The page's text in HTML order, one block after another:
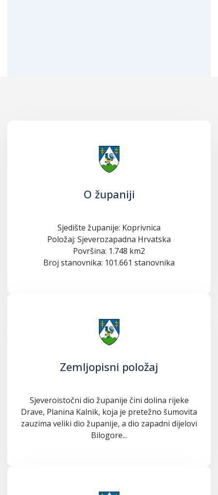
O županiji
Sjedište županije: Koprivnica
Položaj: Sjeverozapadna Hrvatska
Površina: 1.748 km2
Broj stanovnika: 101.661 stanovnika
Zemljopisni položaj
Sjeveroistočni dio županije čini dolina rijeke
Drave, Planina Kalnik, koja je pretežno šumovita
zauzima veliki dio županije, a dio zapadni dijelovi
Bilogore...